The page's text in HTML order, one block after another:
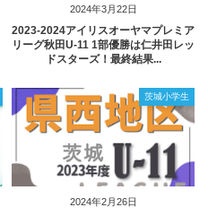
2024年3月22日
2023-2024アイリスオーヤマプレミア
リーグ秋田U-11 1部優勝は仁井田レッ
ドスターズ！最終結果...
2024年2月26日
茨城小学生